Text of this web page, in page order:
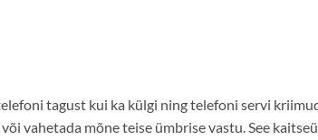
tagust kui ka külgi ning telefoni servi
vahetada mõne teise ümbrise vastu. See